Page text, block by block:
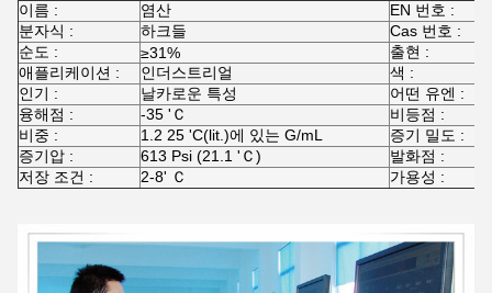
이름 : 염산 EN 번호 :
분자식 :
하크들 Cas 번호 :
순도 :
≥31% 출현 :
애플리케이션 :
인더스트리얼 색 :
인기 :
날카로운 특성 어떤 유엔 :
융해점 :
-35 'Ｃ 비등점 :
비중 :
1.2 25 'C(lit.)에 있는 G/mL 증기 밀도 :
증기압 :
613 Psi (21.1 'Ｃ) 발화점 :
저장 조건 :
2-8' Ｃ 가용성 :